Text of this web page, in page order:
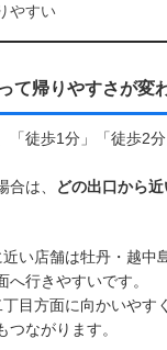
やすい
て帰りやすさが変
「徒歩1分」「徒歩2
は、
どの出口から
い店舗は牡丹・越中
行きやすいです。
目方面に向かいやす
ながります。